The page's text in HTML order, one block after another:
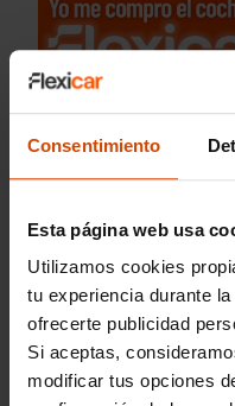
Consentimiento
Esta página web usa
Utilizamos cookies
tu experiencia durante
ofrecerte publicidad
Si aceptas,
modificar tus opciones